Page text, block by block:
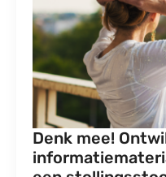
Denk mee!